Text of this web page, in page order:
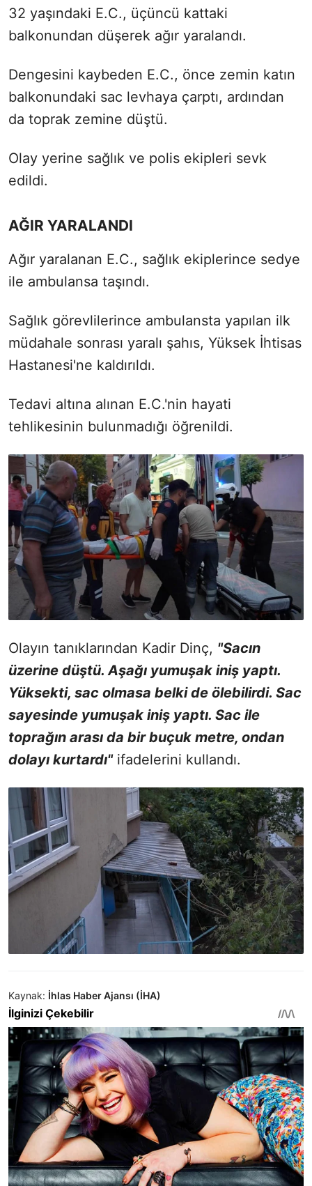
32 yaşındaki E.C., üçüncü kattaki
balkonundan düşerek ağır yaralandı.
Dengesini kaybeden E.C., önce zemin katın
balkonundaki sac levhaya çarptı, ardından
da toprak zemine düştü.
Olay yerine sağlık ve polis ekipleri sevk
edildi.
AĞIR YARALANDI
Ağır yaralanan E.C., sağlık ekiplerince sedye
ile ambulansa taşındı.
Sağlık görevlilerince ambulansta yapılan ilk
müdahale sonrası yaralı şahıs, Yüksek İhtisas
Hastanesi'ne kaldırıldı.
Tedavi altına alınan E.C.'nin hayati
tehlikesinin bulunmadığı öğrenildi.
Olayın tanıklarından Kadir Dinç, "Sacın
üzerine düştü. Aşağı yumuşak iniş yaptı.
Yüksekti, sac olmasa belki de ölebilirdi. Sac
sayesinde yumuşak iniş yaptı. Sac ile
toprağın arası da bir buçuk metre, ondan
dolayı kurtardı"ifadelerini kullandı.
Kaynak: İhlas Haber Ajansı (İHA)